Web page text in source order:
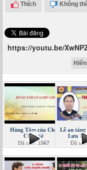
Thích Không
https://youtu.be/
Hùng Tâm của Chú
Chim Sẻ
Đã xem3567
Lễ an táng
Lưu
Đã